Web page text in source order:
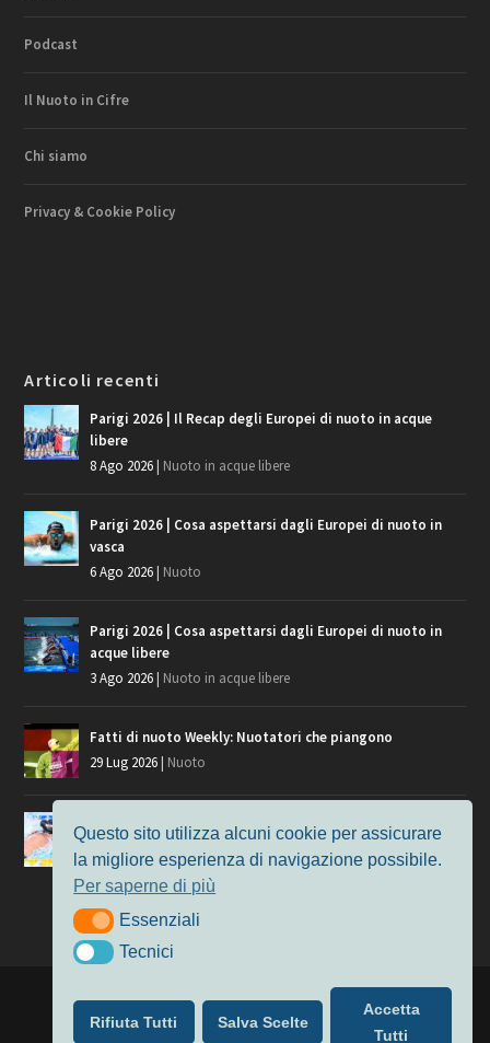
Podcast
Il Nuoto in Cifre
Chi siamo
Privacy & Cookie Policy
Articoli recenti
Parigi 2026 | Il Recap degli Europei di nuoto in acque
libere
8 Ago 2026| Nuoto in acque libere
Parigi 2026 | Cosa aspettarsi dagli Europei di nuoto in
vasca
6 Ago 2026| Nuoto
Parigi 2026 | Cosa aspettarsi dagli Europei di nuoto in
acque libere
3 Ago 2026| Nuoto in acque libere
Fatti di nuoto Weekly: Nuotatori che piangono
29 Lug 2026| Nuoto
Giochi del Mediterraneo, i convocati del nuoto per
9 Lug 2026
Nuoto
| Alimentato da
Nuoto
MasterS Podcast Il Nuoto in Cifre
Questo sito utilizza alcuni cookie per assicurare
la migliore esperienza di navigazione possibile.
Per saperne di più
EssenzialiEssenziali
TecniciTecnici
Rifiuta Tutti Salva Scelte
Accetta
Tutti